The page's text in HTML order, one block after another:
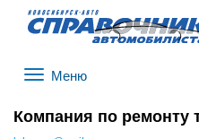
Компания по ремонту